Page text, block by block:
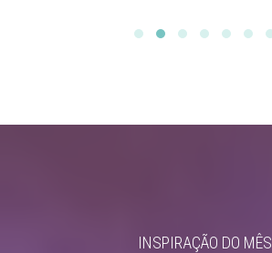
INSPIRAÇÃO DO MÊS